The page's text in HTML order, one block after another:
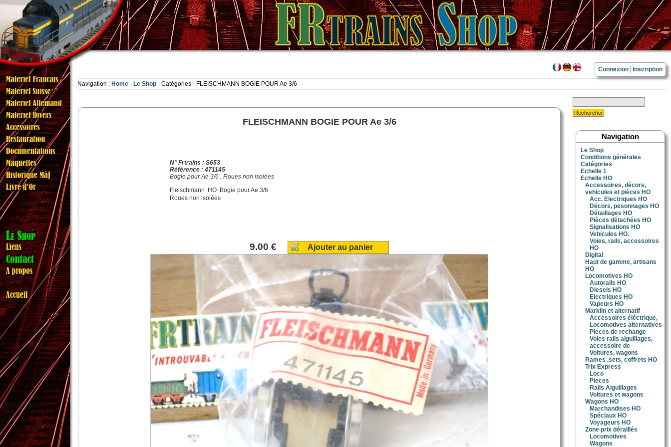
Connexion Inscription
Navigation : Home Le Shop Catégories - FLEISCHMANN BOGIE POUR Ae 3/6
FLEISCHMANN BOGIE POUR Ae 3/6
N° Frtrains : S653
Référence : 471145
Bogie pour Ae 3/6 , Roues non isolées
Fleischmann HO Bogie pour Ae 3/6
Roues non isolées
9.00 € Ajouter au panier
Navigation
Le Shop
Conditions générales
Catégories
Echelle 1
Echelle HO
Accessoires, décors,
vehicules et pièces HO
Acc. Electriques HO
Décors, pesonnages HO
Détaillages HO
Pièces détachées HO
Signalisations HO
Vehicules HO.
Voies, rails, accessoires
HO
Digital
Haut de gamme, artisans
HO
Locomotives HO
Autorails HO
Diesels HO
Electriques HO
Vapeurs HO
Marklin et alternatif
Accessoires éléctrique,
Locomotives alternatives
Pieces de rechange
Voies rails aiguillages,
accessoire de
Voitures, wagons
Rames ,sets, coffrets HO
Trix Express
Loco
Pieces
Rails Aiguillages
Voitures et wagons
Wagons HO
Marchandises HO
Spéciaux HO
Voyageurs HO
Zone prix déraillés
Locomotives
Wagons